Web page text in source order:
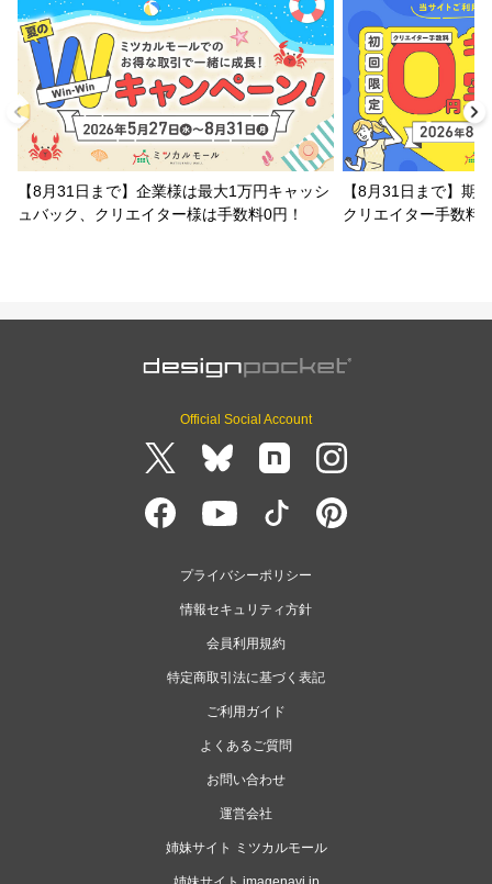
【8月31日まで】企業様は最大1万円キャッシ
ュバック、クリエイター様は手数料0円！
【8月31日まで】期
クリエイター手数料
Official Social Account
プライバシーポリシー
情報セキュリティ方針
会員利用規約
特定商取引法に基づく表記
ご利用ガイド
よくあるご質問
お問い合わせ
運営会社
姉妹サイト ミツカルモール